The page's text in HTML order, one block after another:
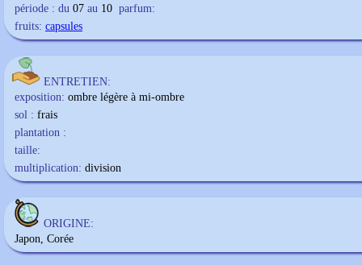
période : du 07 au 10 parfum:
fruits: capsules
ENTRETIEN:
exposition: ombre légère à mi-ombre
sol : frais
plantation :
taille:
multiplication: division
ORIGINE:
Japon, Corée